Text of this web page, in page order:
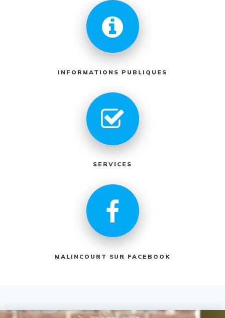
INFORMATIONS PUBLIQUES
SERVICES
MALINCOURT SUR FACEBOOK